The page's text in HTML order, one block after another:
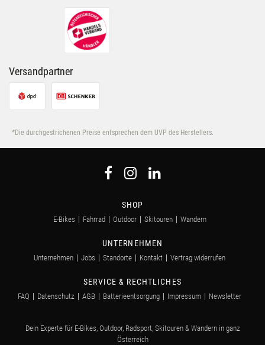
Versandpartner
*Die durchgestrichenen Preise entsprechen dem UVP des Herstellers.
SHOP
E-Bikes Fahrrad Outdoor Skitouren Wandern
UNTERNEHMEN
Unternehmen Jobs Standorte Kontakt Vertrag widerrufen
SERVICE & RECHTLICHES
FAQ Datenschutz AGB Batterieentsorgung Impressum Newsletter
Dein Experte für E-Bikes, Outdoor, Radsport, Skitouren & Wandern in ganz
Österreich